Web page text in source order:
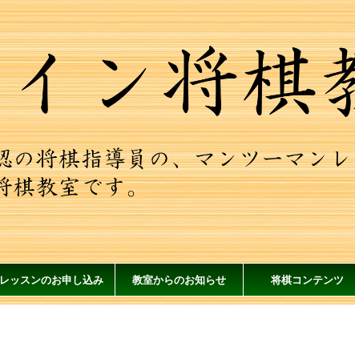
レッスンのお申し込み 教室からのお知らせ 将棋コンテンツ